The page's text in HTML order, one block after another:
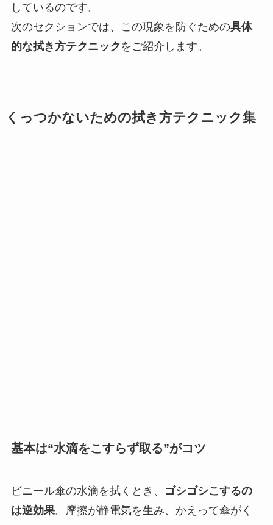
しているのです。
次のセクションでは、この現象を防ぐための具体
的な拭き方テクニック をご紹介します。
くっつかないための拭き方テクニック集
基本は“水滴をこすらず取る”がコツ
ビニール傘の水滴を拭くとき、
ゴシゴシこするの
は逆効果。摩擦が静電気を生み、かえって傘がく